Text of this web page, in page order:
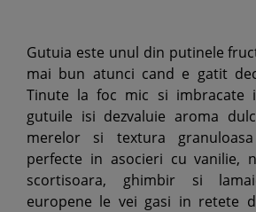
Gutuia este unul din putinele
mai bun atunci cand e gatit
Tinute la foc mic si imbracate
gutuile isi dezvaluie aroma
merelor si textura
perfecte in asocieri cu vanilie,
scortisoara, ghimbir si
europene le vei gasi in retete